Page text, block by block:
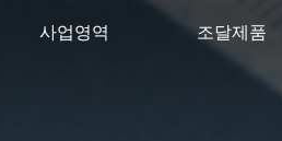
사업영역 조달제품